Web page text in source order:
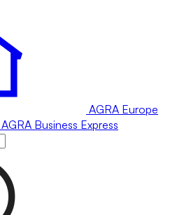
AGRA Europe
AGRA Business Express